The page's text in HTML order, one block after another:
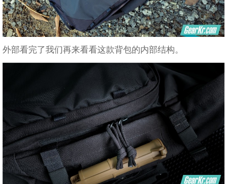
外部看完了我们再来看看这款背包的内部结构。